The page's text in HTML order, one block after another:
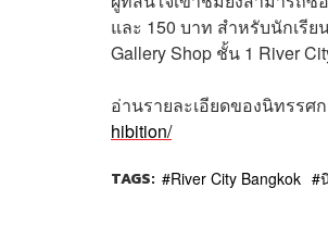
และ 150 บาท สำหรับนักเรี
Gallery Shop ชั้น 1 River
อ่านรายละเอียดของนิทรรศ
hibition/
TAGS: River City Bangkok